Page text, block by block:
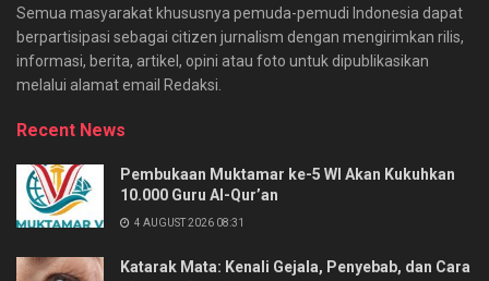
Semua masyarakat khususnya pemuda-pemudi Indonesia dapat
berpartisipasi sebagai citizen jurnalism dengan mengirimkan rilis,
informasi, berita, artikel, opini atau foto untuk dipublikasikan
melalui alamat email Redaksi.
Recent News
Pembukaan Muktamar ke-5 WI Akan Kukuhkan
10.000 Guru Al-Qur’an
4 AUGUST 2026 08:31
Katarak Mata: Kenali Gejala, Penyebab, dan Cara